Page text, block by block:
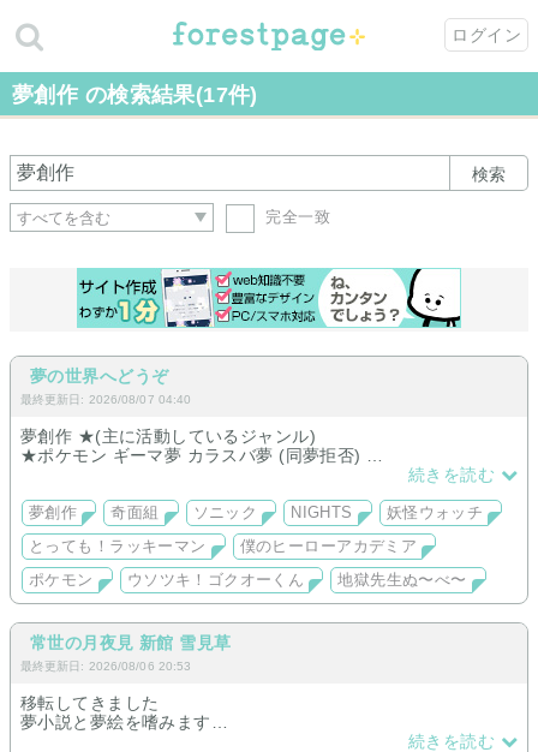
ログイン
夢創作 の検索結果(17件)
検索
完全一致
夢の世界へどうぞ
最終更新日: 2026/08/07 04:40
夢創作 ★(主に活動しているジャンル)
★ポケモン ギーマ夢 カラスバ夢 (同夢拒否)
ぬーべー×妖ウォクロスオーバー夢 エンマ大王夢
ラキマン 天才マン夢
NIGHTS ナイツ リアラ夢(完結)
ソニック ソニック シャドウ夢 愛され要素あり
ヒロアカ 爆豪 八百万夢
奇面組 御三家×零夢
ゴクオーくん ゴクオー夢
一次創作
創作を行っております
続きを読む
夢創作 奇面組 ソニック NIGHTS
妖怪ウォッチ
とっても！ラッキーマン
僕のヒーローアカデミア
ポケモン
ウソツキ！ゴクオーくん 地獄先生ぬ〜べ〜
常世の月夜見 新館 雪見草
最終更新日: 2026/08/06 20:53
移転してきました
夢小説と夢絵を嗜みます
【夢創作を行っているキャラクター（2026/7/19時点）】
続きを読む